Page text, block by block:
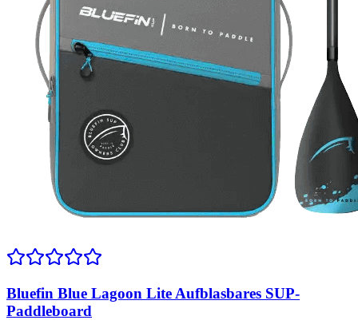
Bluefin Blue Lagoon Lite Aufblasbares SUP-
Paddleboard